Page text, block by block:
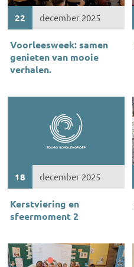
22 december 2025
Voorleesweek: samen
genieten van mooie
verhalen.
18 december 2025
Kerstviering en
sfeermoment 2